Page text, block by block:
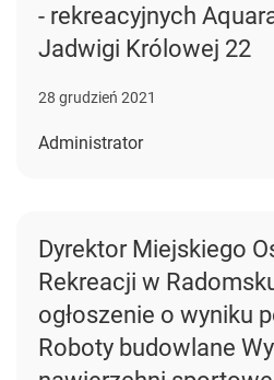
- rekreacyjnych
Jadwigi Królowej 22
28 grudzień 2021
Administrator
Dyrektor Miejskiego
Rekreacji w
ogłoszenie o wyniku
Roboty budowlane